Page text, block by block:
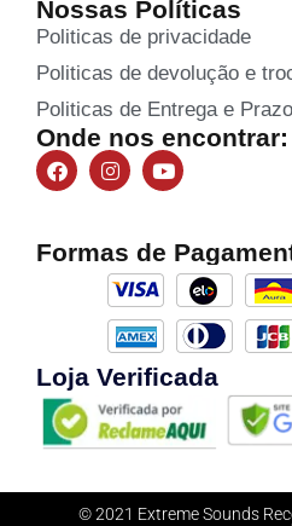
Nossas Políticas
Politicas de privacidade
Politicas de devolução e
Politicas de Entrega e
Onde nos encontrar:
Formas de
Loja Verificada
© 2021 Extreme Sounds